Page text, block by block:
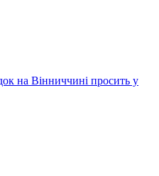
на Вінниччині просить у